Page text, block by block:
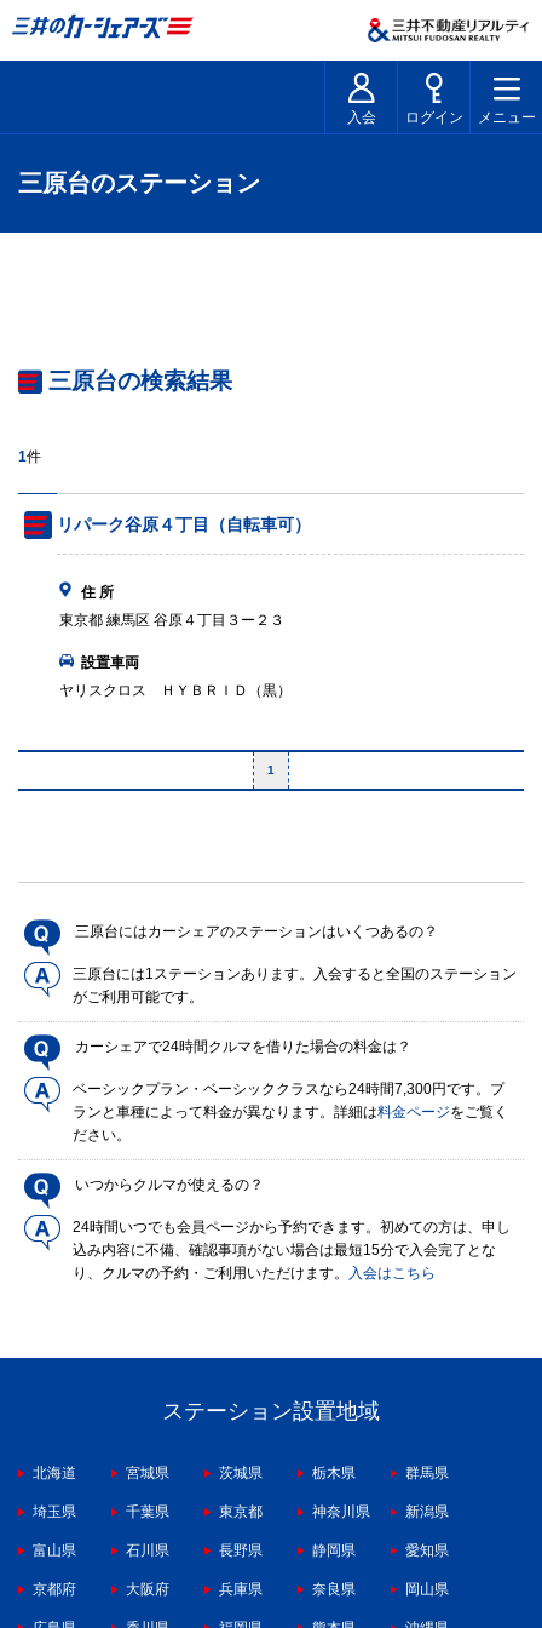
入会 ログイン メニュー
三原台のステーション
三原台の検索結果
1件
リパーク谷原４丁目（自転車可）
住 所
東京都 練馬区 谷原４丁目３ー２３
設置車両
ヤリスクロス ＨＹＢＲＩＤ（黒）
1
三原台にはカーシェアのステーションはいくつあるの？
三原台には1ステーションあります。入会すると全国のステーション
がご利用可能です。
カーシェアで24時間クルマを借りた場合の料金は？
ベーシックプラン・ベーシッククラスなら24時間7,300円です。プ
ランと車種によって料金が異なります。詳細は料金ページをご覧く
ださい。
いつからクルマが使えるの？
24時間いつでも会員ページから予約できます。初めての方は、申し
込み内容に不備、確認事項がない場合は最短15分で入会完了とな
り、クルマの予約・ご利用いただけます。
入会はこちら
ステーション設置地域
北海道 宮城県 茨城県 栃木県 群馬県
埼玉県 千葉県 東京都 神奈川県 新潟県
富山県 石川県 長野県 静岡県 愛知県
京都府 大阪府 兵庫県 奈良県 岡山県